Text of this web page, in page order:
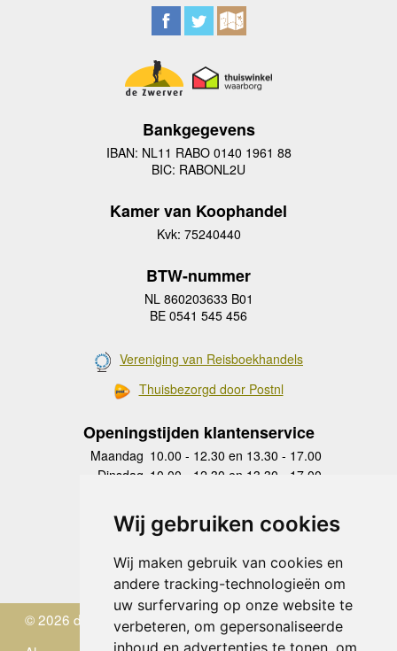
Wij gebruiken cookies
Wij maken gebruik van cookies en
andere tracking-technologieën om
uw surfervaring op onze website te
verbeteren, om gepersonaliseerde
inhoud en advertenties te tonen, om
Bankgegevens
IBAN: NL11 RABO 0140 1961 88
BIC: RABONL2U
Kamer van Koophandel
Kvk: 75240440
BTW-nummer
NL 860203633 B01
BE 0541 545 456
Vereniging van Reisboekhandels
Thuisbezorgd door Postnl
Openingstijden klantenservice
Maandag 10.00 - 12.30 en 13.30 - 17.00
Dinsdag 10.00 - 12.30 en 13.30 - 17.00
Donderdag
10.00 - 12.30 en 13.30 - 17.00
Vrijdag 10.00 - 12.30 en 13.30 - 17.00
Zaterdag
gesloten
Zondag gesloten
© 2026 de Zwerver